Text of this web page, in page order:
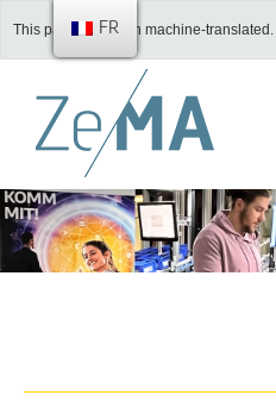
This page has been machine-translated.
FR